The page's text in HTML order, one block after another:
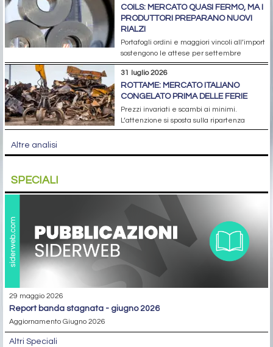
COILS: MERCATO QUASI FERMO, MA I
PRODUTTORI PREPARANO NUOVI
RIALZI
Portafogli ordini e maggiori vincoli all’import
sostengono le attese per settembre
31 luglio 2026
ROTTAME: MERCATO ITALIANO
CONGELATO PRIMA DELLE FERIE
Prezzi invariati e scambi ai minimi.
L’attenzione si sposta sulla ripartenza
Altre analisi
SPECIALI
29 maggio 2026
report banda stagnata - giugno 2026
Aggiornamento Giugno 2026
Altri Speciali